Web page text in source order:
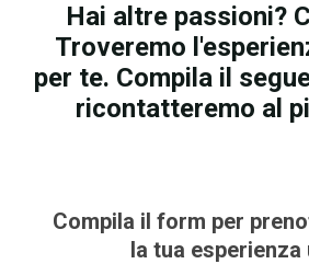
Hai altre passioni?
Troveremo
per te. Compila il
ricontatteremo al
Compila il form per
la tua esperienza